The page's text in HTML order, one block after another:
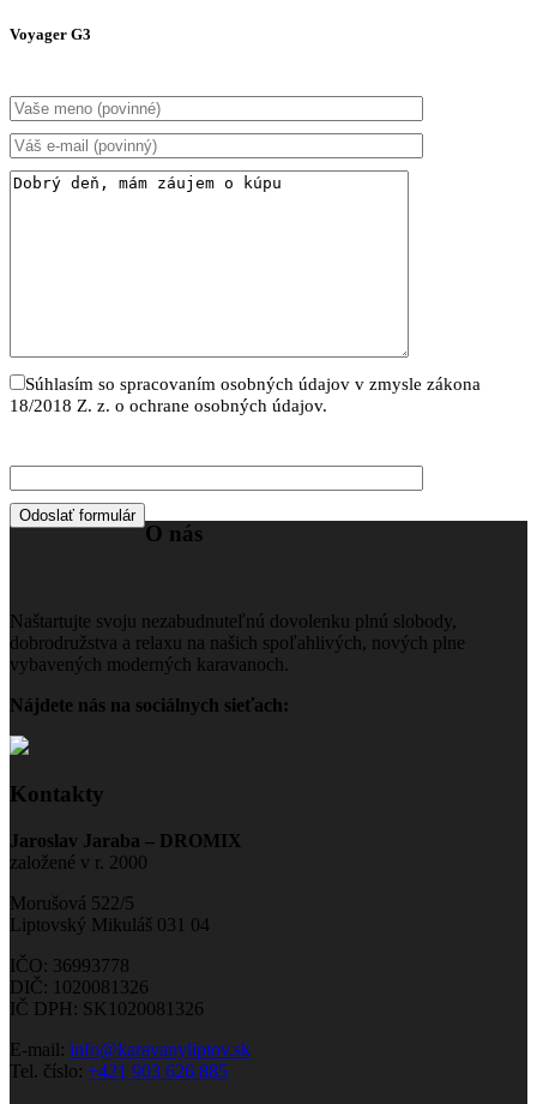
Voyager G3
Súhlasím so spracovaním osobných údajov v zmysle zákona
18/2018 Z. z. o ochrane osobných údajov.
O nás
Naštartujte svoju nezabudnuteľnú dovolenku plnú slobody,
dobrodružstva a relaxu na našich spoľahlivých, nových plne
vybavených moderných karavanoch.
Nájdete nás na sociálnych sieťach:
Kontakty
Jaroslav Jaraba – DROMIX
založené v r. 2000
Morušová 522/5
Liptovský Mikuláš 031 04
IČO: 36993778
DIČ: 1020081326
IČ DPH: SK1020081326
E-mail: info@karavanyliptov.sk
Tel. číslo: +421 903 626 885